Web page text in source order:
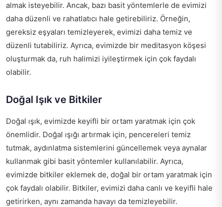
almak isteyebilir. Ancak, bazı basit yöntemlerle de evimizi
daha düzenli ve rahatlatıcı hale getirebiliriz. Örneğin,
gereksiz eşyaları temizleyerek, evimizi daha temiz ve
düzenli tutabiliriz. Ayrıca, evimizde bir meditasyon köşesi
oluşturmak da, ruh halimizi iyileştirmek için çok faydalı
olabilir.
Doğal Işık ve Bitkiler
Doğal ışık, evimizde keyifli bir ortam yaratmak için çok
önemlidir. Doğal ışığı artırmak için, pencereleri temiz
tutmak, aydınlatma sistemlerini güncellemek veya aynalar
kullanmak gibi basit yöntemler kullanılabilir. Ayrıca,
evimizde bitkiler eklemek de, doğal bir ortam yaratmak için
çok faydalı olabilir. Bitkiler, evimizi daha canlı ve keyifli hale
getirirken, aynı zamanda havayı da temizleyebilir.